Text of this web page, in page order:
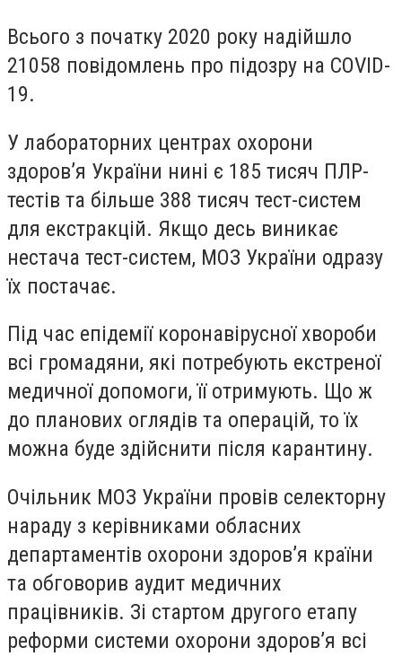
Всього з початку 2020 року надійшло
21058 повідомлень про підозру на COVID-
19.
У лабораторних центрах охорони
здоров’я України нині є 185 тисяч ПЛР-
тестів та більше 388 тисяч тест-систем
для екстракцій. Якщо десь виникає
нестача тест-систем, МОЗ України одразу
їх постачає.
Під час епідемії коронавірусної хвороби
всі громадяни, які потребують екстреної
медичної допомоги, її отримують. Що ж
до планових оглядів та операцій, то їх
можна буде здійснити після карантину.
Очільник МОЗ України провів селекторну
нараду з керівниками обласних
департаментів охорони здоров’я країни
та обговорив аудит медичних
працівників. Зі стартом другого етапу
реформи системи охорони здоров’я всі